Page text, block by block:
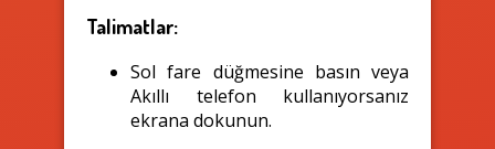
Talimatlar:
Sol fare düğmesine basın veya
Akıllı telefon kullanıyorsanız
ekrana dokunun.